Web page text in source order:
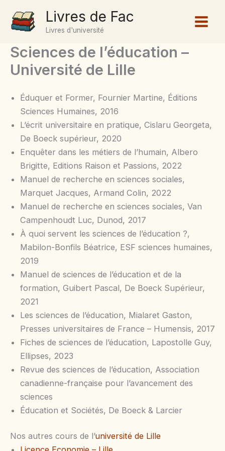
contenu
Livres de Fac
Livres d'université
Sciences de l’éducation –
Université de Lille
Éduquer et Former, Fournier Martine, Éditions
Sciences Humaines, 2016
L’écrit universitaire en pratique, Cislaru Georgeta,
De Boeck supérieur, 2020
Enquêter dans les métiers de l’humain, Albero
Brigitte, Editions Raison et Passions, 2022
Manuel de recherche en sciences sociales,
Marquet Jacques, Armand Colin, 2022
Manuel de recherche en sciences sociales, Van
Campenhoudt Luc, Dunod, 2017
À quoi servent les sciences de l’éducation ?,
Mabilon-Bonfils Béatrice, ESF sciences humaines,
2019
Manuel de sciences de l’éducation et de la
formation, Guibert Pascal, De Boeck Supérieur,
2021
Les sciences de l’éducation, Mialaret Gaston,
Presses universitaires de France – Humensis, 2017
Fiches de sciences de l’éducation, Lapostolle Guy,
Ellipses, 2023
Revue des sciences de l’éducation, Association
canadienne-française pour l’avancement des
sciences
Éducation et Sociétés, De Boeck & Larcier
Nos autres cours de l’université de Lille